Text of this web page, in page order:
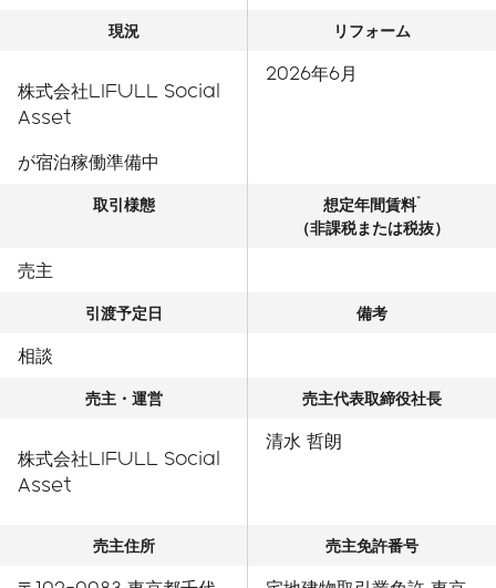
現況
株式会社LIFULL Social
Asset
が宿泊稼働準備中
リフォーム
2026年6月
取引様態
売主
想定年間賃料*
（非課税または税抜）
引渡予定日
相談
備考
売主・運営
株式会社LIFULL Social
Asset
売主代表取締役社長
清水 哲朗
売主住所 売主免許番号